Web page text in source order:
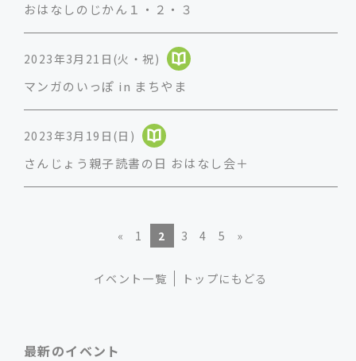
おはなしのじかん１・２・３
2023年3月21日(火・祝)
マンガのいっぽ in まちやま
2023年3月19日(日)
さんじょう親子読書の日 おはなし会＋
« 1 2 3 4 5 »
イベント一覧 トップにもどる
最新のイベント